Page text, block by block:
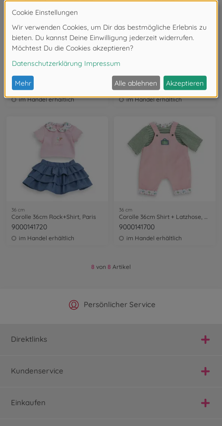
9000160180
im Handel erhältlich
9000141730
im Handel erhältlich
36 cm
Corolle 36cm Rock+Shirt, Paris
9000141720
im Handel erhältlich
36 cm
9000141700
im Handel erhältlich
8 von 8 Artikel
Offizieller Hersteller Shop
Persönlicher Service
Versandkostenfrei ab 25€
Schnelle Lieferung
Direktlinks
Kundenservice
Einkaufen